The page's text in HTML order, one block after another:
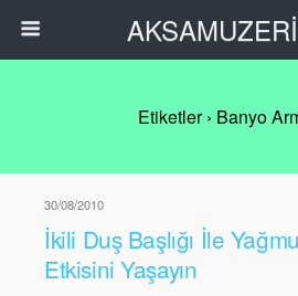
Etiketler › Banyo
30/08/2010
İkili Duş Başlığı İle
Etkisini Yaşayın